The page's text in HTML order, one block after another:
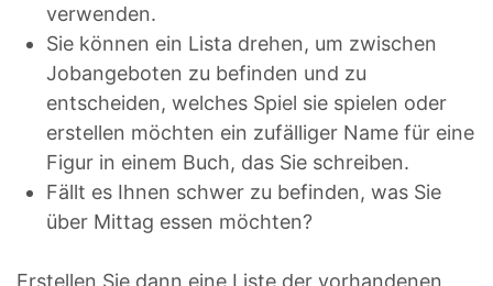
verwenden.
Sie können ein Lista drehen, um zwischen
Jobangeboten zu befinden und zu
entscheiden, welches Spiel sie spielen oder
erstellen möchten ein zufälliger Name für eine
Figur in einem Buch, das Sie schreiben.
Fällt es Ihnen schwer zu befinden, was Sie
über Mittag essen möchten?
Erstellen Sie dann eine Liste der vorhandenen